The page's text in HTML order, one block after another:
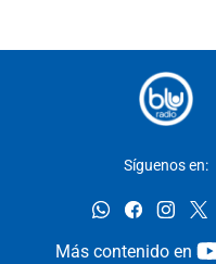
Síguenos en:
whatsappfacebook
Más contenido en